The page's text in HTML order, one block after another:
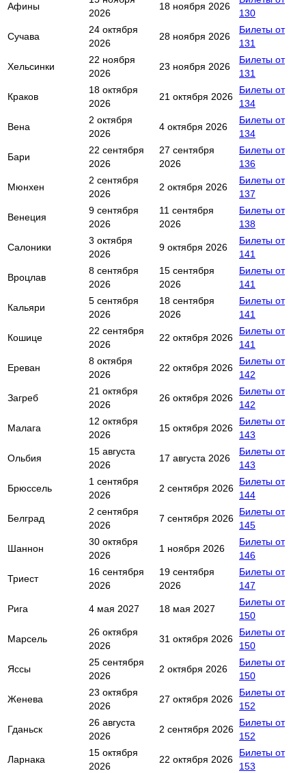
Афины
2026
18 ноября 2026
130
Сучава
24 октября
2026
28 ноября 2026
Билеты от
131
Хельсинки
22 ноября
2026
23 ноября 2026
Билеты от
131
Краков
18 октября
2026
21 октября 2026
Билеты от
134
Вена
2 октября
2026
4 октября 2026
Билеты от
134
Бари
22 сентября
2026
27 сентября
2026
Билеты от
136
Мюнхен
2 сентября
2026
2 октября 2026
Билеты от
137
Венеция
9 сентября
2026
11 сентября
2026
Билеты от
138
Салоники
3 октября
2026
9 октября 2026
Билеты от
141
Вроцлав
8 сентября
2026
15 сентября
2026
Билеты от
141
Кальяри
5 сентября
2026
18 сентября
2026
Билеты от
141
Кошице
22 сентября
2026
22 октября 2026
Билеты от
141
Ереван
8 октября
2026
22 октября 2026
Билеты от
142
Загреб
21 октября
2026
26 октября 2026
Билеты от
142
Малага
12 октября
2026
15 октября 2026
Билеты от
143
Ольбия
15 августа
2026
17 августа 2026
Билеты от
143
Брюссель
1 сентября
2026
2 сентября 2026
Билеты от
144
Белград
2 сентября
2026
7 сентября 2026
Билеты от
145
Шаннон
30 октября
2026
1 ноября 2026
Билеты от
146
Триест
16 сентября
2026
19 сентября
2026
Билеты от
147
Рига 4 мая 2027 18 мая 2027
Билеты от
150
Марсель
26 октября
2026
31 октября 2026
Билеты от
150
Яссы
25 сентября
2026
2 октября 2026
Билеты от
150
Женева
23 октября
2026
27 октября 2026
Билеты от
152
Гданьск
26 августа
2026
2 сентября 2026
Билеты от
152
Ларнака
15 октября
2026
22 октября 2026
Билеты от
153